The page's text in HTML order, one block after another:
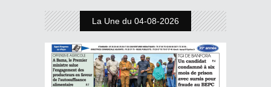
La Une du 04-08-2026